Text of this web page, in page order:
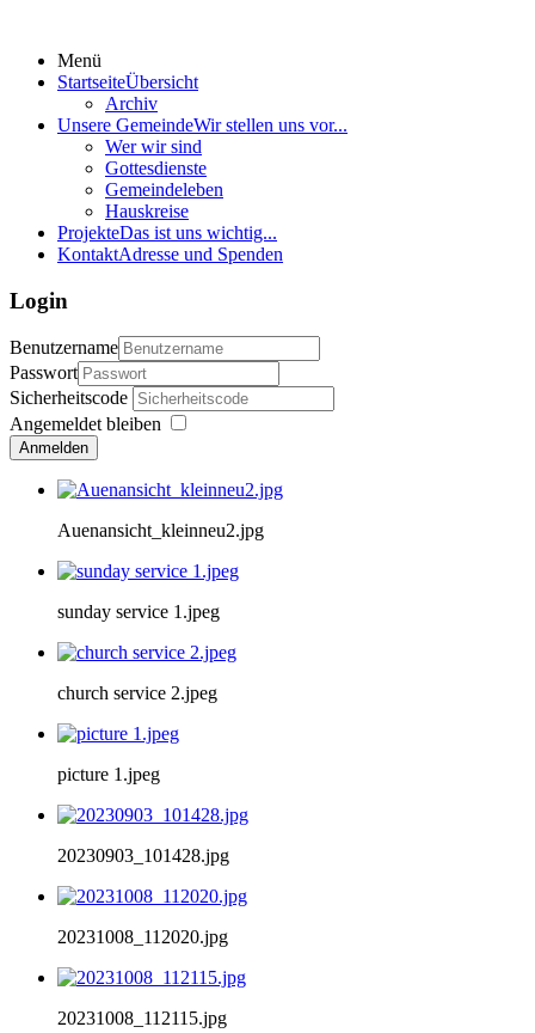
Menü
StartseiteÜbersicht
Archiv
Unsere GemeindeWir stellen uns vor...
Wer wir sind
Gottesdienste
Gemeindeleben
Hauskreise
ProjekteDas ist uns wichtig...
KontaktAdresse und Spenden
Login
Benutzername
Passwort
Sicherheitscode
Angemeldet bleiben
Anmelden
Auenansicht_kleinneu2.jpg
sunday service 1.jpeg
church service 2.jpeg
picture 1.jpeg
20230903_101428.jpg
20231008_112020.jpg
20231008_112115.jpg